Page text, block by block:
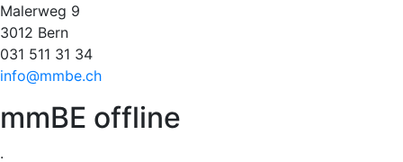
Malerweg 9
3012 Bern
031 511 31 34
info@mmbe.ch
mmBE offline
.